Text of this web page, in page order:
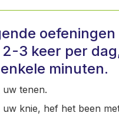
oefeningen
3 keer per
minuten.
uw tenen.
uw knie, hef het been